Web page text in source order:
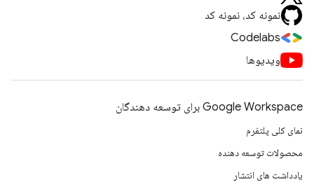
نمونه کد، نمونه کد
Codelabs
ویدیوها
Google Workspace برای توسعه دهندگان
نمای کلی پلتفرم
محصولات توسعه دهنده
یادداشت های انتشار